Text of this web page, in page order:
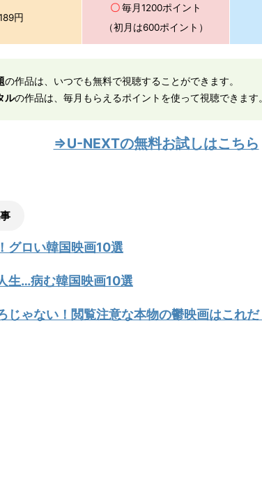
円
〇毎月1200ポイント
（初月は600ポイント）
の作品は、いつでも無料で視聴することができます。
ルの作品は、毎月もらえるポイントを使って視聴できます。
⇒U-NEXTの無料お試しはこちら
グロい韓国映画10選
生…病む韓国映画10選
じゃない！閲覧注意な本物の鬱映画はこれだ